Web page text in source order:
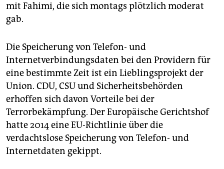
mit Fahimi, die sich montags plötzlich moderat
gab.
Die Speicherung von Telefon- und
Internetverbindungsdaten bei den Providern für
eine bestimmte Zeit ist ein Lieblingsprojekt der
Union. CDU, CSU und Sicherheitsbehörden
erhoffen sich davon Vorteile bei der
Terrorbekämpfung. Der Europäische Gerichtshof
hatte 2014 eine EU-Richtlinie über die
verdachtslose Speicherung von Telefon- und
Internetdaten gekippt.